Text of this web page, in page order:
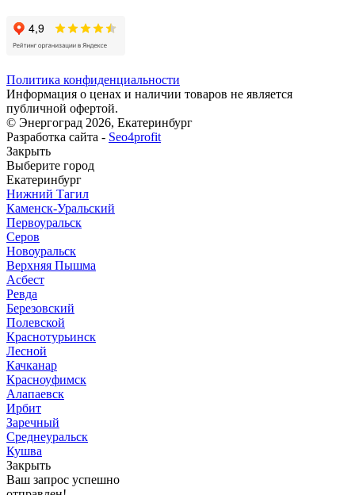
Политика конфиденциальности
Информация о ценах и наличии товаров не является
публичной офертой.
© Энергоград 2026, Екатеринбург
Разработка сайта - Seo4profit
Закрыть
Выберите город
Екатеринбург
Нижний Тагил
Каменск-Уральский
Первоуральск
Серов
Новоуральск
Верхняя Пышма
Асбест
Ревда
Березовский
Полевской
Краснотурьинск
Лесной
Качканар
Красноуфимск
Алапаевск
Ирбит
Заречный
Среднеуральск
Кушва
Закрыть
Ваш запрос успешно